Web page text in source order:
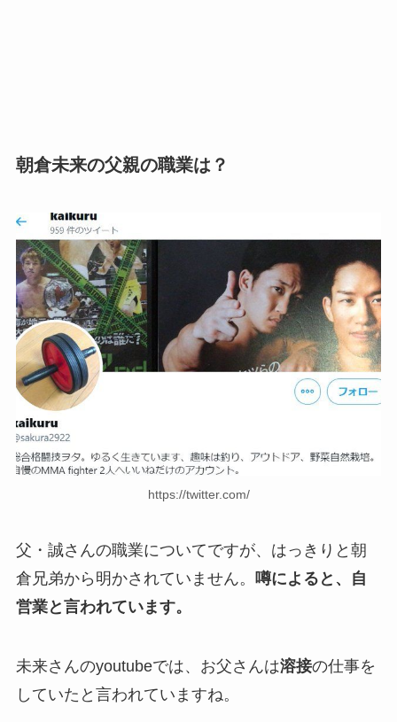
朝倉未来の父親の職業は？
https://twitter.com/
父・誠さんの職業についてですが、はっきりと朝
倉兄弟から明かされていません。
噂によると、自
営業と言われています。
未来さんのyoutubeでは、お父さんは溶接の仕事を
していたと言われていますね。